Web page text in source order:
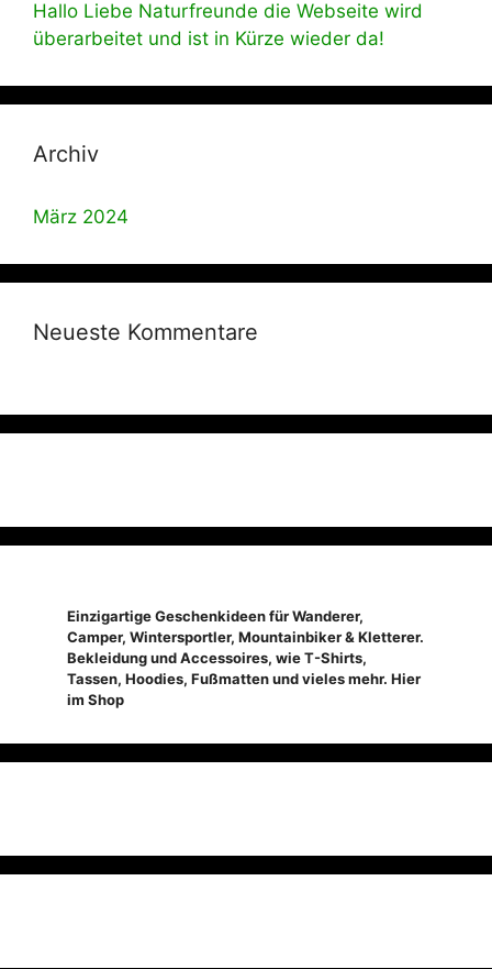
Hallo Liebe Naturfreunde die Webseite wird
überarbeitet und ist in Kürze wieder da!
Archiv
März 2024
Neueste Kommentare
Einzigartige Geschenkideen für Wanderer,
Camper, Wintersportler, Mountainbiker & Kletterer.
Bekleidung und Accessoires, wie T-Shirts,
Tassen, Hoodies, Fußmatten und vieles mehr. Hier
im Shop